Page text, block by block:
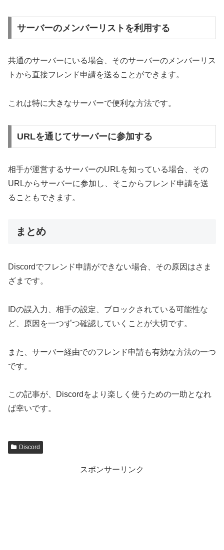
サーバーのメンバーリストを利用する
共通のサーバーにいる場合、そのサーバーのメンバーリス
トから直接フレンド申請を送ることができます。
これは特に大きなサーバーで便利な方法です。
URLを通じてサーバーに参加する
相手が運営するサーバーのURLを知っている場合、その
URLからサーバーに参加し、そこからフレンド申請を送
ることもできます。
まとめ
Discordでフレンド申請ができない場合、その原因はさま
ざまです。
IDの誤入力、相手の設定、ブロックされている可能性な
ど、原因を一つずつ確認していくことが大切です。
また、サーバー経由でのフレンド申請も有効な方法の一つ
です。
この記事が、Discordをより楽しく使うための一助となれ
ば幸いです。
Discord
スポンサーリンク